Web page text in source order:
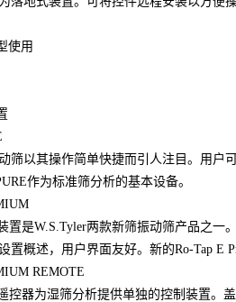
使用
筛以其操作简单快捷而引人注目。用户
作为标准筛分析的基本设备。
置是W.S.Tyler两款新筛振动筛产品之
置概述，用户界面友好。新的Ro-Tap E
REMOTE
控器为湿筛分析提供单独的控制装置